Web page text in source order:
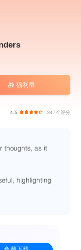
🎁 福利群
4.5 · 347个评分
thoughts, as it
highlighting
and see why